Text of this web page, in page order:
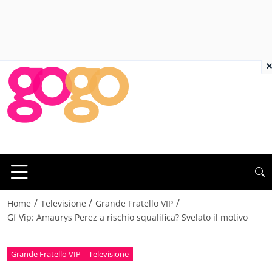
Home / Televisione / Grande Fratello VIP /
Gf Vip: Amaurys Perez a rischio squalifica? Svelato il motivo
Grande Fratello VIP Televisione
×